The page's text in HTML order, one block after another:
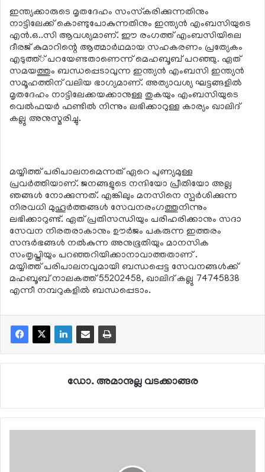
ഇന്ത്യക്കാരുടെ മൃതദേഹം സംസ്‌കരിക്കുന്നതിനും
നാട്ടിലേക്ക് കൊണ്ടുപോകുന്നതിനും ഇന്ത്യന്‍ എംബസിയുടെ
എന്‍.ഒ..സി ആവശ്യമാണ്. ഈ രംഗത്ത് എംബസിയിലെ
ദീരജ് കുമാറിന്റെ ആത്മാര്‍ഥമായ സഹകരണം പ്രത്യേകം
എടുത്ത്് പറയേണ്ടതാണെന്ന് മെഹബൂബ് പറഞ്ഞു. ഏത്
സമയത്തും ബന്ധപ്പെടാവുന്ന ഇന്ത്യന്‍ എംബസി ഇന്ത്യന്‍
സമൂഹത്തിന് വലിയ ഭാഗ്യമാണ്. അത്യാവശ്യ ഘട്ടങ്ങളില്‍
മൃതദേഹം നാട്ടിലേക്കയക്കാനുള്ള തുകയും എംബസിയുടെ
വെല്‍ഫയര്‍ ഫണ്ടില്‍ നിന്നും ലഭിക്കാറുള്ള കാര്യം ഖാലിദ്
കല്ലു അനുസ്മരിച്ചു.
മയ്യിത്ത് പരിപാലനമെന്നത് ഏറെ പുണ്യമുള്ള
പ്രവര്‍ത്തിയാണ്. ജനങ്ങളുടെ നന്ദിയോ പ്രീതിയോ അല്ല
ഞങ്ങള്‍ നോക്കുന്നത്. എങ്കിലും മനസിനെ സ്പര്‍ശിക്കുന്ന
നിരവധി മുഹൂര്‍ത്തങ്ങള്‍ സേവനരംഗത്തുനിന്നും
ലഭിക്കാറുണ്ട്. ഏത് പ്രതിസന്ധിയും പരിഹരിക്കാനും സദാ
സേവന നിരതരാകാനും ഊര്‍ജം പകരുന്ന ഇത്തരം
സന്ദര്‍ഭങ്ങള്‍ നല്‍കുന്ന അനുഭൂതിയും മാനസിക
സംതൃപ്തിയും പറഞ്ഞറിയിക്കാനാവാത്തതാണ് .
മയ്യിത്ത് പരിപാലനവുമായി ബന്ധപ്പെട്ട സേവനങ്ങള്‍ക്ക്
മഹബൂബ് നാലകത്ത് 55202458, ഖാലിദ് കല്ലു 74745838
എന്നീ നമ്പറുകളില്‍ ബന്ധപ്പെടാം.
ഡോ. അമാനുല്ല വടക്കാങ്ങര